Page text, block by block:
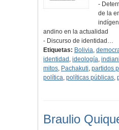
-
de la
andino en la actualidad
- Discurso de identidad…
Etiquetas: Bolivia,
identidad , ideología,
mitos, Pachakuti, partidos
política, políticas públicas,
Braulio